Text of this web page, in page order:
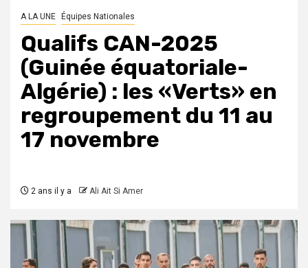
A LA UNE Équipes Nationales
Qualifs CAN-2025
(Guinée équatoriale-
Algérie) : les «Verts» en
regroupement du 11 au
17 novembre
2 ans il y a Ali Ait Si Amer